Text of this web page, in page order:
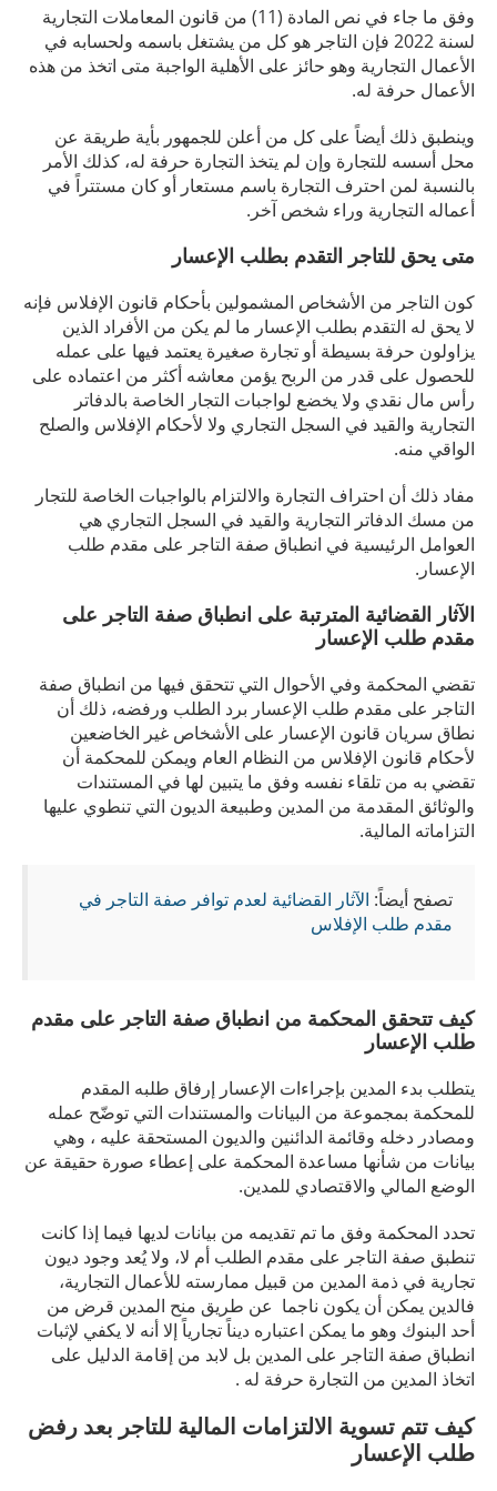
وفق ما جاء في نص المادة (11) من قانون المعاملات التجارية
لسنة 2022 فإن التاجر هو كل من يشتغل باسمه ولحسابه في
الأعمال التجارية وهو حائز على الأهلية الواجبة متى اتخذ من هذه
الأعمال حرفة له.
وينطبق ذلك أيضاً على كل من أعلن للجمهور بأية طريقة عن
محل أسسه للتجارة وإن لم يتخذ التجارة حرفة له، كذلك الأمر
بالنسبة لمن احترف التجارة باسم مستعار أو كان مستتراً في
أعماله التجارية وراء شخص آخر.
متى يحق للتاجر التقدم بطلب الإعسار
كون التاجر من الأشخاص المشمولين بأحكام قانون الإفلاس فإنه
لا يحق له التقدم بطلب الإعسار ما لم يكن من الأفراد الذين
يزاولون حرفة بسيطة أو تجارة صغيرة يعتمد فيها على عمله
للحصول على قدر من الربح يؤمن معاشه أكثر من اعتماده على
رأس مال نقدي ولا يخضع لواجبات التجار الخاصة بالدفاتر
التجارية والقيد في السجل التجاري ولا لأحكام الإفلاس والصلح
الواقي منه.
مفاد ذلك أن احتراف التجارة والالتزام بالواجبات الخاصة للتجار
من مسك الدفاتر التجارية والقيد في السجل التجاري هي
العوامل الرئيسية في انطباق صفة التاجر على مقدم طلب
الإعسار.
الآثار القضائية المترتبة على انطباق صفة التاجر على
مقدم طلب الإعسار
تقضي المحكمة وفي الأحوال التي تتحقق فيها من انطباق صفة
التاجر على مقدم طلب الإعسار برد الطلب ورفضه، ذلك أن
نطاق سريان قانون الإعسار على الأشخاص غير الخاضعين
لأحكام قانون الإفلاس من النظام العام ويمكن للمحكمة أن
تقضي به من تلقاء نفسه وفق ما يتبين لها في المستندات
والوثائق المقدمة من المدين وطبيعة الديون التي تنطوي عليها
التزاماته المالية.
تصفح أيضاً: الآثار القضائية لعدم توافر صفة التاجر في
مقدم طلب الإفلاس
كيف تتحقق المحكمة من انطباق صفة التاجر على مقدم
طلب الإعسار
يتطلب بدء المدين بإجراءات الإعسار إرفاق طلبه المقدم
للمحكمة بمجموعة من البيانات والمستندات التي توضّح عمله
ومصادر دخله وقائمة الدائنين والديون المستحقة عليه ، وهي
بيانات من شأنها مساعدة المحكمة على إعطاء صورة حقيقة عن
الوضع المالي والاقتصادي للمدين.
تحدد المحكمة وفق ما تم تقديمه من بيانات لديها فيما إذا كانت
تنطبق صفة التاجر على مقدم الطلب أم لا، ولا يُعد وجود ديون
تجارية في ذمة المدين من قبيل ممارسته للأعمال التجارية،
فالدين يمكن أن يكون ناجما عن طريق منح المدين قرض من
أحد البنوك وهو ما يمكن اعتباره ديناً تجارياً إلا أنه لا يكفي لإثبات
انطباق صفة التاجر على المدين بل لابد من إقامة الدليل على
اتخاذ المدين من التجارة حرفة له .
كيف تتم تسوية الالتزامات المالية للتاجر بعد رفض
طلب الإعسار